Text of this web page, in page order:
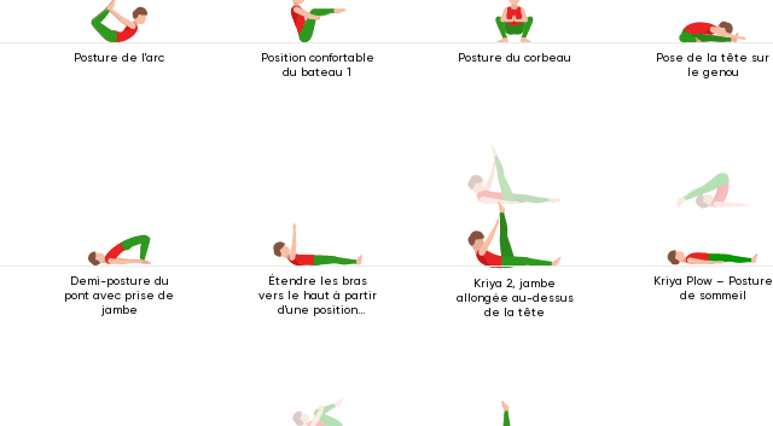
Posture de l'arc
Position confortable
du bateau 1
Posture du corbeau
Pose de la tête sur
le genou
Demi-posture du
pont avec prise de
jambe
Étendre les bras
vers le haut à partir
d'une position
Kriya 2, jambe
allongée au-dessus
de la tête
Kriya Plow – Posture
de sommeil